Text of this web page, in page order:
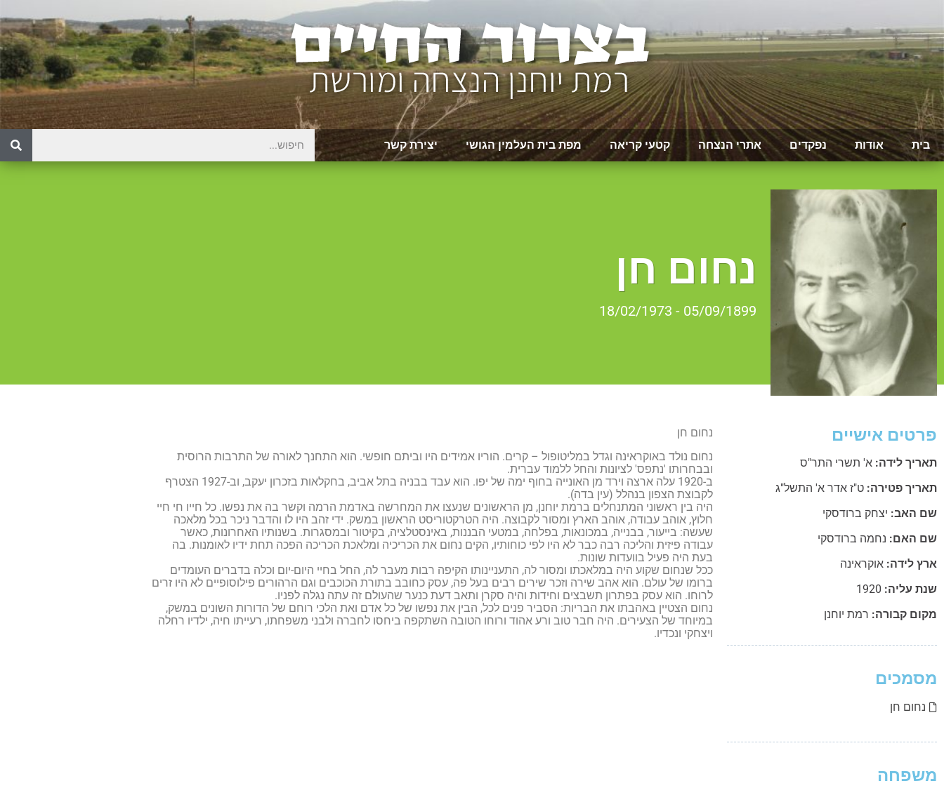
בית אודות נפקדים אתרי הנצחה קטעי קריאה מפת בית העלמין הגושי יצירת קשר
נחום חן
05/09/1899 - 18/02/1973
פרטים אישיים
תאריך לידה: א' תשרי התר"ס
תאריך פטירה: ט"ז אדר א' התשל"ג
שם האב: יצחק ברודסקי
שם האם: נחמה ברודסקי
ארץ לידה: אוקראינה
שנת עליה: 1920
מקום קבורה: רמת יוחנן
מסמכים
נחום חן
משפחה
נחום חן
נחום נולד באוקראינה וגדל במליטופול – קרים. הוריו אמידים היו וביתם חופשי. הוא התחנך לאורה של התרבות הרוסית
ובבחרותו 'נתפס' לציונות והחל ללמוד עברית.
ב-1920 עלה ארצה וירד מן האונייה בחוף ימה של יפו. הוא עבד בבניה בתל אביב, בחקלאות בזכרון יעקב, וב-1927 הצטרף
לקבוצת הצפון בנהלל (עין בדה).
היה בין ראשוני המתנחלים ברמת יוחנן, מן הראשונים שנעצו את המחרשה באדמת הרמה וקשר בה את נפשו. כל חייו חי חיי
חלוץ, אוהב עבודה, אוהב הארץ ומסור לקבוצה. היה הטרקטוריסט הראשון במשק. ידי זהב היו לו והדבר ניכר בכל מלאכה
שעשה: בייעור, בבנייה, במכונאות, בפלחה, במטעי הבננות, באינסטלציה, בקיטור ובמסגרות. בשנותיו האחרונות, כאשר
עבודה פיזית והליכה רבה כבר לא היו לפי כוחותיו, הקים נחום את הכריכיה ומלאכת הכריכה הפכה תחת ידיו לאומנות. בה
בעת היה פעיל בוועדות שונות.
ככל שנחום שקוע היה במלאכתו ומסור לה, התעניינותו הקיפה רבות מעבר לה, החל בחיי היום-יום וכלה בדברים העומדים
ברומו של עולם. הוא אהב שירה וזכר שירים רבים בעל פה, עסק כחובב בתורת הכוכבים וגם הרהורים פילוסופיים לא היו זרים
לרוחו. הוא עסק בפתרון תשבצים וחידות והיה סקרן ותאב דעת כנער שהעולם זה עתה נגלה לפניו.
נחום הצטיין באהבתו את הבריות: הסביר פנים לכל, הבין את נפשו של כל אדם ואת הלכי רוחם של הדורות השונים במשק,
במיוחד של הצעירים. היה חבר טוב ורע אהוד ורוחו הטובה השתקפה ביחסו לחברה ולבני משפחתו, רעייתו חיה, ילדיו רחלה
ויצחקי ונכדיו.